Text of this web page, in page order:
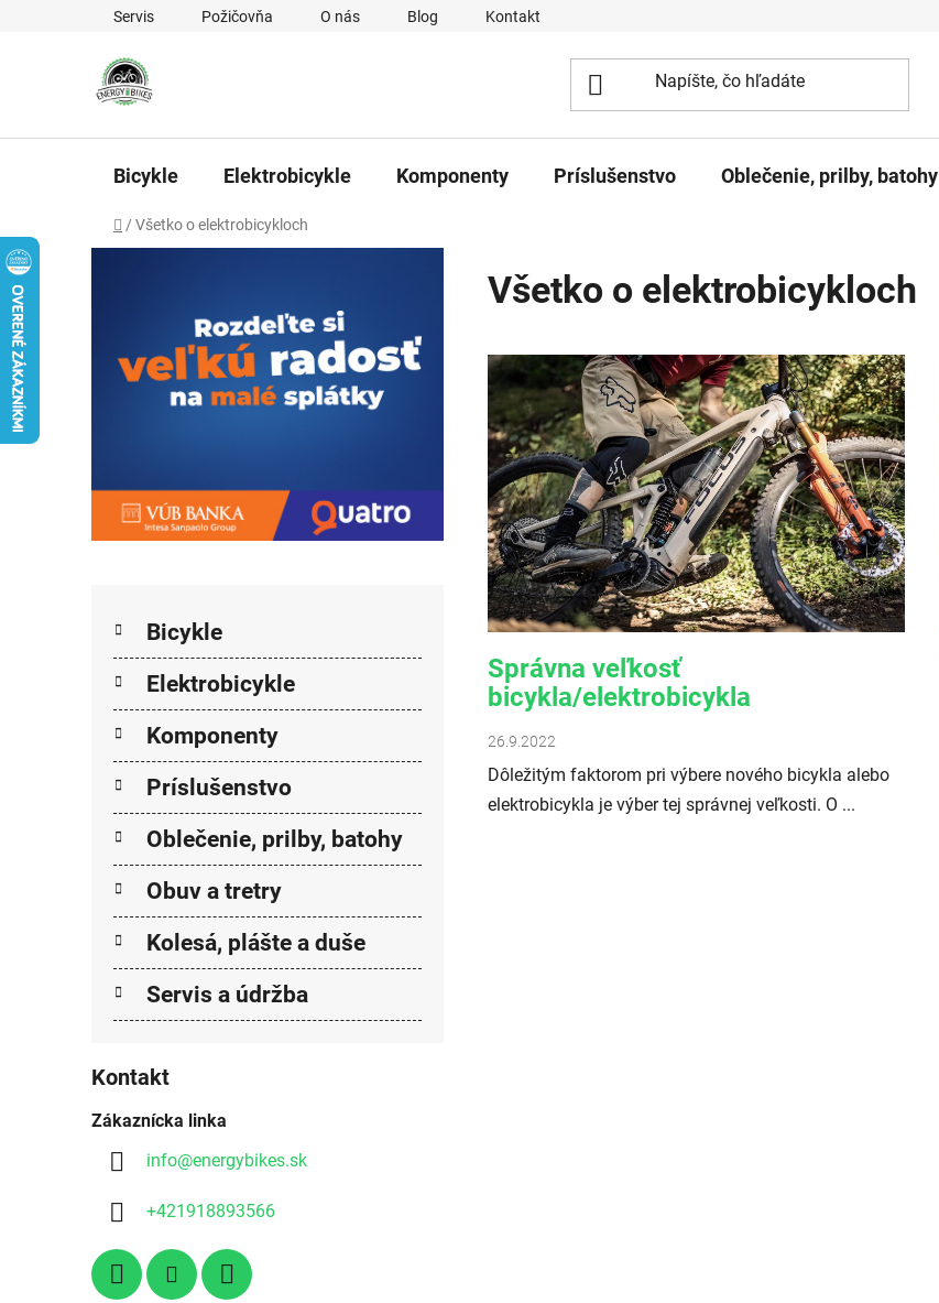
Prejsť na obsahServis Požičovňa O nás Blog Kontakt
Bicykle Elektrobicykle Komponenty Príslušenstvo Oblečenie, prilby, batohy
Domov
/ Všetko o elektrobicykloch
Preskočiť kategórie
Kategórie
Bicykle
Elektrobicykle
Komponenty
Príslušenstvo
Oblečenie, prilby, batohy
Obuv a tretry
Kolesá, plášte a duše
Servis a údržba
Kontakt
Zákaznícka linka
info@energybikes.sk
+421918893566
Všetko o elektrobicykloch
Výpis článkov
Správna veľkosť
bicykla/elektrobicykla
26.9.2022
Dôležitým faktorom pri výbere nového bicykla alebo
elektrobicykla je výber tej správnej veľkosti. O ...